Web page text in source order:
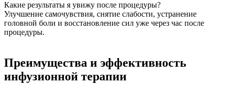
Какие результаты я увижу после процедуры?
Улучшение самочувствия, снятие слабости, устранение
головной боли и восстановление сил уже через час после
процедуры.
Преимущества и эффективность
инфузионной терапии